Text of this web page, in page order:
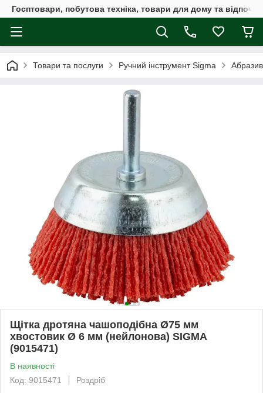
Госптовари, побутова техніка, товари для дому та
Товари та послуги Ручний інструмент Sigma
Щітка дротяна чашоподібна Ø75 мм
хвостовик Ø 6 мм (нейлонова) SIGMA
(9015471)
В наявності
Код: 9015471
Роздріб